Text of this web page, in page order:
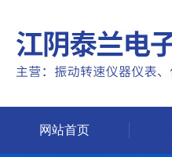
网站首页